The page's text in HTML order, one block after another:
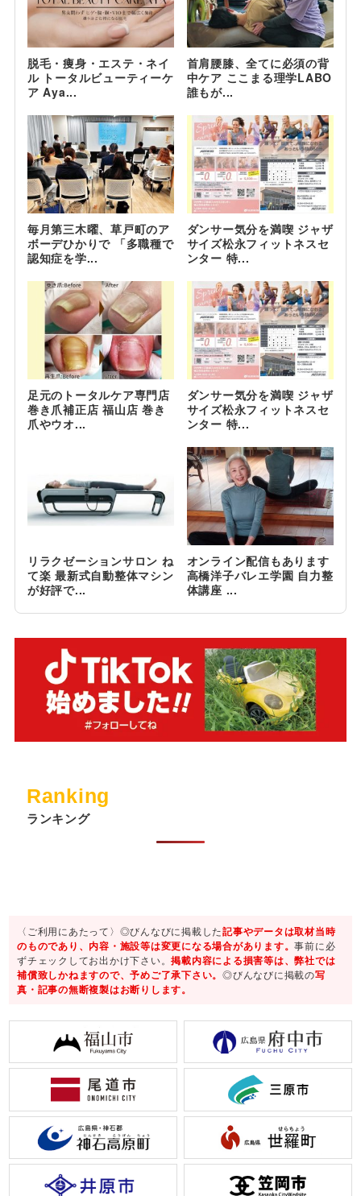
脱毛・痩身・エステ・ネイ
ル トータルビューティーケ
ア Aya...
首肩腰膝、全てに必須の背
中ケア ここまる理学LABO
誰もが...
毎月第三木曜、草戸町のア
ボーデひかりで 「多職種で
認知症を学...
ダンサー気分を満喫 ジャザ
サイズ松永フィットネスセ
ンター 特...
足元のトータルケア専門店
巻き爪補正店 福山店 巻き
爪やウオ...
ダンサー気分を満喫 ジャザ
サイズ松永フィットネスセ
ンター 特...
リラクゼーションサロン ね
て楽 最新式自動整体マシン
が好評で...
オンライン配信もあります
高橋洋子バレエ学園 自力整
体講座 ...
Ranking
ランキング
〈ご利用にあたって〉◎びんなびに掲載した記事やデータは取材当時
のものであり、内容・施設等は変更になる場合があります。事前に必
ずチェックしてお出かけ下さい。掲載内容による損害等は、弊社では
補償致しかねますので、予めご了承下さい。◎びんなびに掲載の写
真・記事の無断複製はお断りします。